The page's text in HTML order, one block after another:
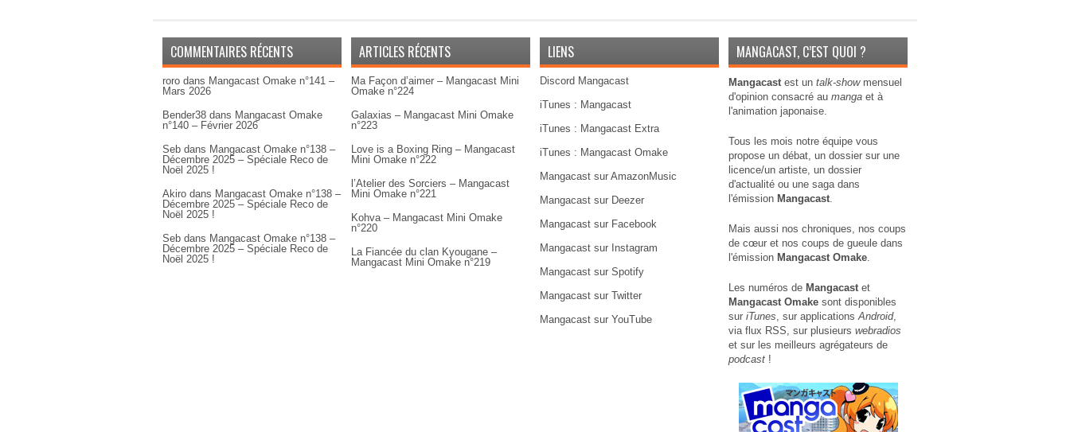
COMMENTAIRES RÉCENTS
roro dans Mangacast Omake n°141 –
Mars 2026
Bender38 dans Mangacast Omake
n°140 – Février 2026
Seb dans Mangacast Omake n°138 –
Décembre 2025 – Spéciale Reco de
Noël 2025 !
Akiro dans Mangacast Omake n°138 –
Décembre 2025 – Spéciale Reco de
Noël 2025 !
Seb dans Mangacast Omake n°138 –
Décembre 2025 – Spéciale Reco de
Noël 2025 !
ARTICLES RÉCENTS
Ma Façon d’aimer – Mangacast Mini
Omake n°224
Galaxias – Mangacast Mini Omake
n°223
Love is a Boxing Ring – Mangacast
Mini Omake n°222
l’Atelier des Sorciers – Mangacast
Mini Omake n°221
Kohva – Mangacast Mini Omake
n°220
La Fiancée du clan Kyougane –
Mangacast Mini Omake n°219
LIENS
Discord Mangacast
iTunes : Mangacast
iTunes : Mangacast Extra
iTunes : Mangacast Omake
Mangacast sur AmazonMusic
Mangacast sur Deezer
Mangacast sur Facebook
Mangacast sur Instagram
Mangacast sur Spotify
Mangacast sur Twitter
Mangacast sur YouTube
MANGACAST, C’EST QUOI ?
Mangacastest un talk-showmensuel
d'opinion consacré au manga et à
l'animation japonaise.
Tous les mois notre équipe vous
propose un débat, un dossier sur une
licence/un artiste, un dossier
d'actualité ou une saga dans
l'émission Mangacast.
Mais aussi nos chroniques, nos coups
de cœur et nos coups de gueule dans
l'émission Mangacast Omake.
Les numéros de Mangacastet
Mangacast Omake sont disponibles
sur iTunes, sur applicationsAndroid,
via flux RSS, sur plusieurs webradios
et sur les meilleurs agrégateurs de
podcast !